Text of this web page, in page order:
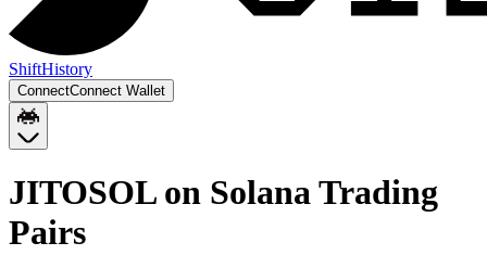
ShiftHistory
ConnectConnect Wallet
JITOSOL on SolanaTrading
Pairs